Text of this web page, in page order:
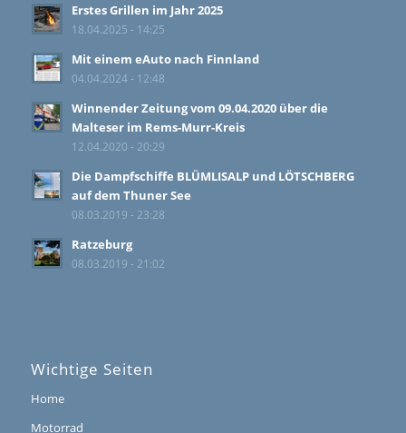
Erstes Grillen im Jahr 2025
18.04.2025 - 14:25
Mit einem eAuto nach Finnland
04.04.2024 - 12:48
Winnender Zeitung vom 09.04.2020 über die
Malteser im Rems-Murr-Kreis
12.04.2020 - 20:29
Die Dampfschiffe BLÜMLISALP und LÖTSCHBERG
auf dem Thuner See
08.03.2019 - 23:28
Ratzeburg
08.03.2019 - 21:02
Wichtige Seiten
Home
Motorrad